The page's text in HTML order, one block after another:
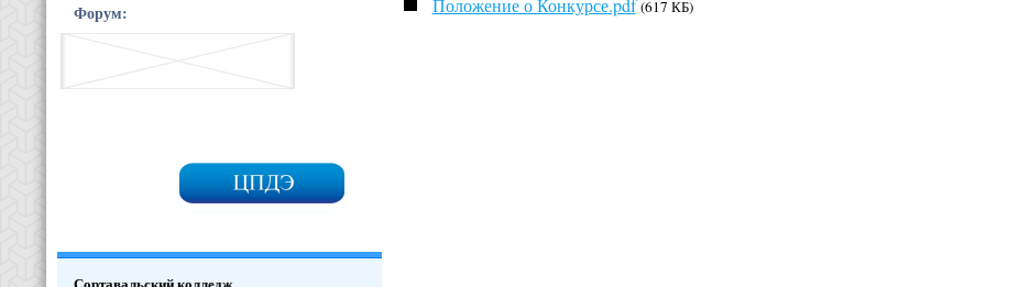
Форум: Положение о Конкурсе.pdf (617 КБ)